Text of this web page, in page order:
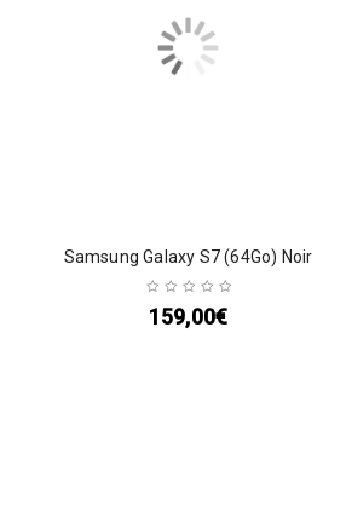
Samsung Galaxy S7 (64Go) Noir
159,00€